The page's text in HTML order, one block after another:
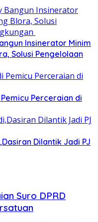
Insinerator Minim
Solusi Pengelolaan
Perceraian di
Dilantik Jadi PJ
Suro DPRD